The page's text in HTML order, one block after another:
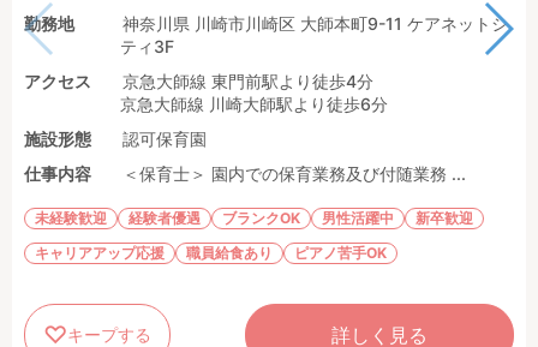
勤務地
神奈川県 川崎市川崎区 大師本町9-11 ケアネットシ
ティ3F
アクセス
京急大師線 東門前駅より徒歩4分
京急大師線 川崎大師駅より徒歩6分
施設形態
認可保育園
仕事内容
＜保育士＞ 園内での保育業務及び付随業務 ...
未経験歓迎 経験者優遇 ブランクOK 男性活躍中
新卒歓迎
キャリアアップ応援
職員給食あり ピアノ苦手OK
キープする 詳しく見る